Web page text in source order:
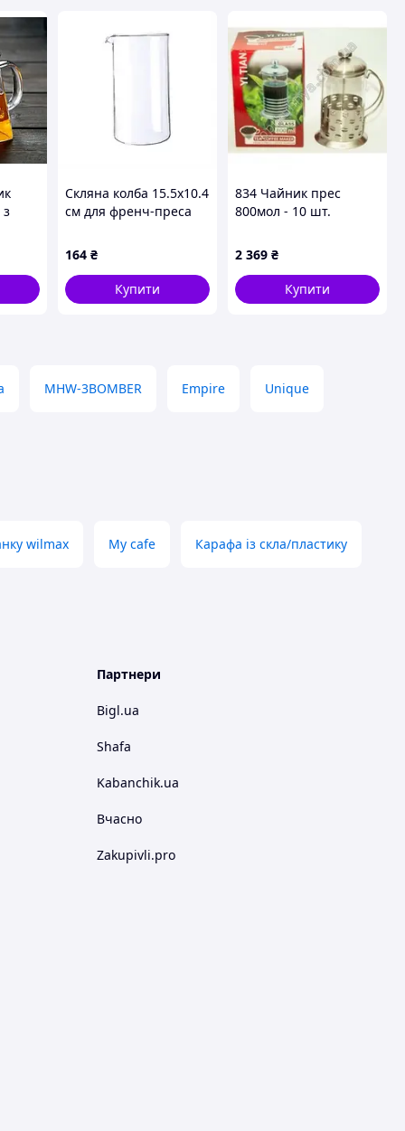
та
Скляна колба 15.5х10.4
см для френч-преса
164 ₴
Купити
834 Чайник прес
800мол - 10 шт.
2 369 ₴
Купити
MHW-3BOMBER Empire Unique
wilmax My cafe Карафа із скла/пластику
Партнери
Bigl.ua
Shafa
Kabanchik.ua
Вчасно
Zakupivli.pro